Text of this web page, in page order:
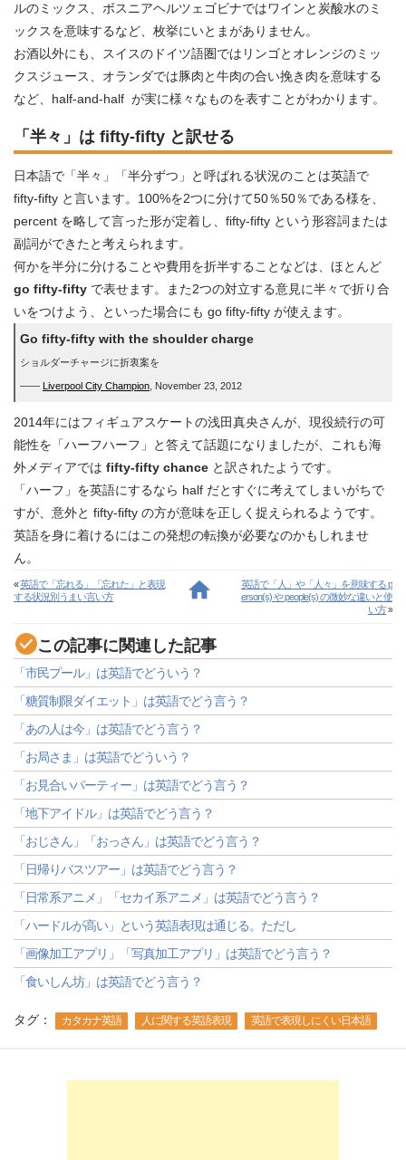
ルのミックス、ボスニアヘルツェゴビナではワインと炭酸水のミ
ックスを意味するなど、枚挙にいとまがありません。
お酒以外にも、スイスのドイツ語圏ではリンゴとオレンジのミッ
クスジュース、オランダでは豚肉と牛肉の合い挽き肉を意味する
など、half-and-half が実に様々なものを表すことがわかります。
「半々」は fifty-fifty と訳せる
日本語で「半々」「半分ずつ」と呼ばれる状況のことは英語で
fifty-fifty と言います。100%を2つに分けて50％50％である様を、
percent を略して言った形が定着し、fifty-fifty という形容詞または
副詞ができたと考えられます。
何かを半分に分けることや費用を折半することなどは、ほとんど
go fifty-fifty で表せます。また2つの対立する意見に半々で折り合
いをつけよう、といった場合にも go fifty-fifty が使えます。
Go fifty-fifty with the shoulder charge
ショルダーチャージに折衷案を
―― Liverpool City Champion , November 23, 2012
2014年にはフィギュアスケートの浅田真央さんが、現役続行の可
能性を「ハーフハーフ」と答えて話題になりましたが、これも海
外メディアでは fifty-fifty chance と訳されたようです。
「ハーフ」を英語にするなら half だとすぐに考えてしまいがちで
すが、意外と fifty-fifty の方が意味を正しく捉えられるようです。
英語を身に着けるにはこの発想の転換が必要なのかもしれませ
ん。
«英語で「忘れる」「忘れた」と表現
する状況別うまい言い方
英語で「人」や「人々」を意味する p
erson(s) や people(s) の微妙な違いと使
い方»
この記事に関連した記事
「市民プール」は英語でどういう？
「糖質制限ダイエット」は英語でどう言う？
「あの人は今」は英語でどう言う？
「お局さま」は英語でどういう？
「お見合いパーティー」は英語でどう言う？
「地下アイドル」は英語でどう言う？
「おじさん」「おっさん」は英語でどう言う？
「日帰りバスツアー」は英語でどう言う？
「日常系アニメ」「セカイ系アニメ」は英語でどう言う？
「ハードルが高い」という英語表現は通じる。ただし
「画像加工アプリ」「写真加工アプリ」は英語でどう言う？
「食いしん坊」は英語でどう言う？
タグ： カタカナ英語 人に関する英語表現 英語で表現しにくい日本語